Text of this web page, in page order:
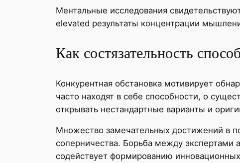
Ментальные исследования
elevated результаты концентрации
Как состязательность
Конкурентная обстановка мотивирует
часто находят в себе способности, о
открывать нестандартные варианты и
Множество замечательных достижений в
соперничества. Борьба между экспертами
содействует формированию